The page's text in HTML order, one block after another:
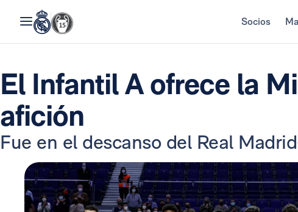
Socios
El Infantil A ofrece la
afición
Fue en el descanso del Real